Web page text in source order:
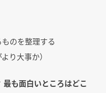
のを整理する
り大事か）
も面白いところはどこ